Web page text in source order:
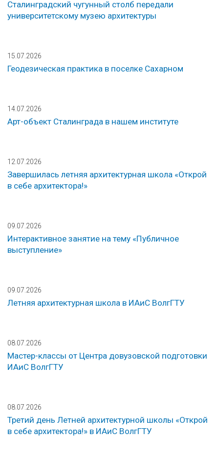
Сталинградский чугунный столб передали
университетскому музею архитектуры
15.07.2026
Геодезическая практика в поселке Сахарном
14.07.2026
Арт-объект Сталинграда в нашем институте
12.07.2026
Завершилась летняя архитектурная школа «Открой
в себе архитектора!»
09.07.2026
Интерактивное занятие на тему «Публичное
выступление»
09.07.2026
Летняя архитектурная школа в ИАиС ВолгГТУ
08.07.2026
Мастер-классы от Центра довузовской подготовки
ИАиС ВолгГТУ
08.07.2026
Третий день Летней архитектурной школы «Открой
в себе архитектора!» в ИАиС ВолгГТУ